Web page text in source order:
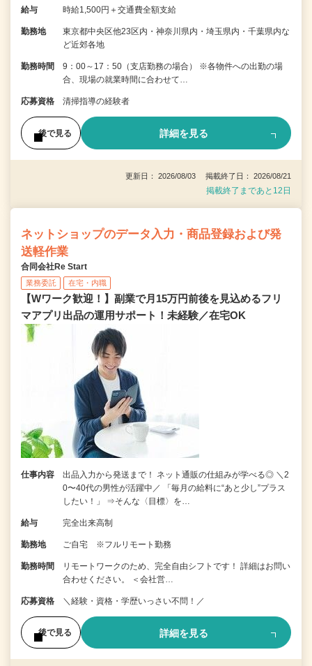
給与 時給1,500円＋交通費全額支給
勤務地
東京都中央区他23区内・神奈川県内・埼玉県内・千葉県内な
ど近郊各地
勤務時間
9：00～17：50（支店勤務の場合） ※各物件への出勤の場
合、現場の就業時間に合わせて…
応募資格 清掃指導の経験者
後で見る 詳細を見る
更新日： 2026/08/03 掲載終了日： 2026/08/21
掲載終了まであと12日
ネットショップのデータ入力・商品登録および発
送軽作業
合同会社Re Start
業務委託 在宅・内職
【Wワーク歓迎！】副業で月15万円前後を見込めるフリ
マアプリ出品の運用サポート！未経験／在宅OK
仕事内容
出品入力から発送まで！ ネット通販の仕組みが学べる◎ ＼2
0〜40代の男性が活躍中／ 「毎月の給料に“あと少し”プラス
したい！」 ⇒そんな〈目標〉を…
給与 完全出来高制
勤務地 ご自宅 ※フルリモート勤務
勤務時間
リモートワークのため、完全自由シフトです！ 詳細はお問い
合わせください。 ＜会社営…
応募資格 ＼経験・資格・学歴いっさい不問！／
後で見る 詳細を見る